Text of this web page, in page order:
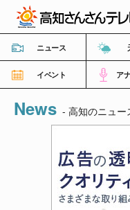
ニュース
イベント ア
高知さ
News - 高知のニュー